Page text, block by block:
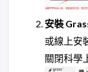
安裝
或線上安
關閉科學